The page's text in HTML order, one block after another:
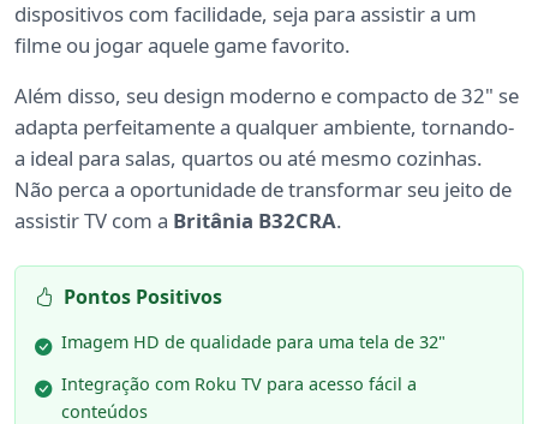
dispositivos com facilidade, seja para assistir a um
filme ou jogar aquele game favorito.
Além disso, seu design moderno e compacto de 32" se
adapta perfeitamente a qualquer ambiente, tornando-
a ideal para salas, quartos ou até mesmo cozinhas.
Não perca a oportunidade de transformar seu jeito de
assistir TV com a Britânia B32CRA.
Pontos Positivos
Imagem HD de qualidade para uma tela de 32"
Integração com Roku TV para acesso fácil a
conteúdos